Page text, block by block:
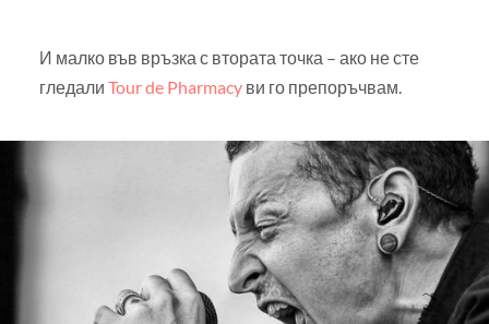
И малко във връзка с втората точка – ако не сте
гледали Tour de Pharmacyви го препоръчвам.